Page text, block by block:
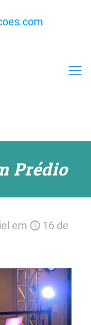
Prédio
em
16 de